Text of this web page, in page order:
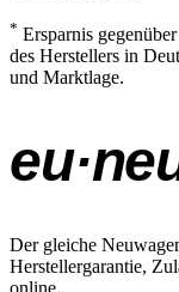
* Ersparnis
des Herstellers in
und Marktlage.
Der gleiche
Herstellergarantie,